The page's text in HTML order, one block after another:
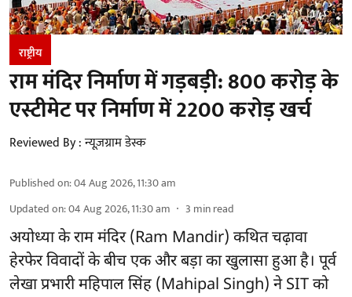
राष्ट्रीय
राम मंदिर निर्माण में गड़बड़ी: 800 करोड़ के
एस्टीमेट पर निर्माण में 2200 करोड़ खर्च
Reviewed By :न्यूज़ग्राम डेस्क
Published on:04 Aug 2026, 11:30 am
Updated on:04 Aug 2026, 11:30 am 3 min read
अयोध्या के राम मंदिर(Ram Mandir) कथित चढ़ावा
हेरफेर विवादों के बीच एक और बड़ा का खुलासा हुआ है। पूर्व
लेखा प्रभारी महिपाल सिंह (Mahipal Singh) ने SIT को